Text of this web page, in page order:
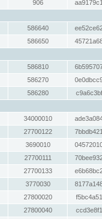
906
586640
586650
586810
586270
586280
34000010
27700122
3690010
27700111
27700133
3770030
27800020
27800040